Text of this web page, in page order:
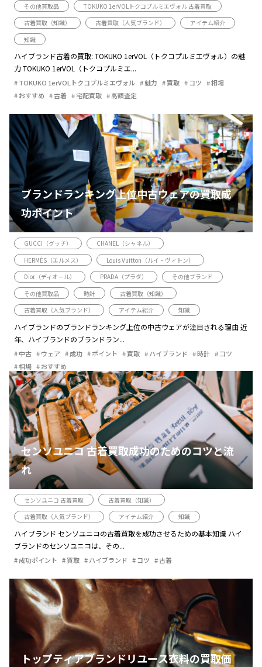
その他買取品
TOKUKO 1erVOLトクコプルミエヴォル 古着買取
古着買取（知識）
古着買取（人気ブランド）
アイテム紹介
知識
ハイブランド古着の買取: TOKUKO 1erVOL（トクコプルミエヴォル）の魅
力 TOKUKO 1erVOL（トクコプルミエ...
TOKUKO 1erVOLトクコプルミエヴォル 魅力 買取 コツ
相場
おすすめ
古着 宅配買取 高額査定
ブランドランキング上位中古ウェアの買取成
功ポイント
GUCCI（グッチ）
CHANEL（シャネル）
HERMÈS（エルメス）
Louis Vuitton（ルイ・ヴィトン）
Dior（ディオール）
PRADA（プラダ）
その他ブランド
その他買取品
時計
古着買取（知識）
古着買取（人気ブランド）
アイテム紹介 知識
ハイブランドのブランドランキング上位の中古ウェアが注目される理由 近
年、ハイブランドのブランドラン...
中古 ウェア 成功 ポイント 買取 ハイブランド 時計
コツ
相場
おすすめ
センソユニコ 古着買取成功のためのコツと流
れ
センソユニコ 古着買取
古着買取（知識）
古着買取（人気ブランド）
アイテム紹介 知識
ハイブランド センソユニコの古着買取を成功させるための基本知識 ハイ
ブランドのセンソユニコは、その...
成功ポイント 買取 ハイブランド コツ 古着
トップティアブランドリユース衣料の買取価